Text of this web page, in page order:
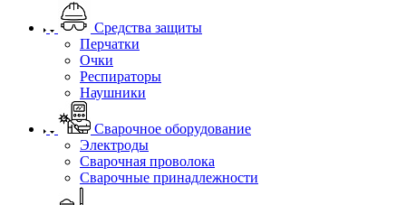
Средства защиты
Перчатки
Очки
Респираторы
Наушники
Сварочное оборудование
Электроды
Сварочная проволока
Сварочные принадлежности